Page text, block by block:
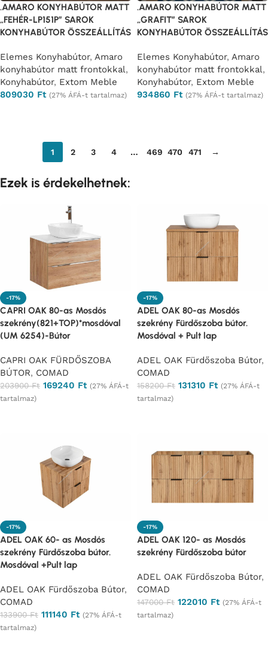
.AMARO KONYHABÚTOR MATT
„FEHÉR-LP151P” SAROK
KONYHABÚTOR ÖSSZEÁLLÍTÁS
Elemes Konyhabútor, Amaro
konyhabútor matt frontokkal,
Konyhabútor, Extom Meble
809030 Ft (27% ÁFÁ-t tartalmaz)
.AMARO KONYHABÚTOR MATT
„GRAFIT” SAROK
KONYHABÚTOR ÖSSZEÁLLÍTÁS
Elemes Konyhabútor, Amaro
konyhabútor matt frontokkal,
Konyhabútor, Extom Meble
934860 Ft (27% ÁFÁ-t tartalmaz)
1 2 3 4 … 469 470 471 →
Ezek is érdekelhetnek:
-17%
CAPRI OAK 80-as Mosdós
szekrény(821+TOP)*mosdóval
(UM 6254)-Bútor
CAPRI OAK FÜRDŐSZOBA
BÚTOR, COMAD
203900Ft 169240 Ft (27% ÁFÁ-t
tartalmaz)
-17%
ADEL OAK 80-as Mosdós
szekrény Fürdőszoba bútor.
Mosdóval + Pult lap
ADEL OAK Fürdőszoba Bútor,
COMAD
158200Ft 131310 Ft (27% ÁFÁ-t
tartalmaz)
-17%
ADEL OAK 60- as Mosdós
szekrény Fürdőszoba bútor.
Mosdóval +Pult lap
ADEL OAK Fürdőszoba Bútor,
COMAD
133900Ft 111140 Ft (27% ÁFÁ-t
tartalmaz)
-17%
ADEL OAK 120- as Mosdós
szekrény Fürdőszoba bútor
ADEL OAK Fürdőszoba Bútor,
COMAD
147000Ft 122010 Ft (27% ÁFÁ-t
tartalmaz)